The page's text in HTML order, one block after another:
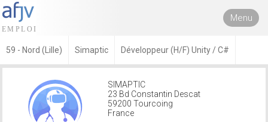
Menu
59 - Nord (Lille) Simaptic Développeur (H/F) Unity / C#
SIMAPTIC
23 Bd Constantin Descat
59200 Tourcoing
France